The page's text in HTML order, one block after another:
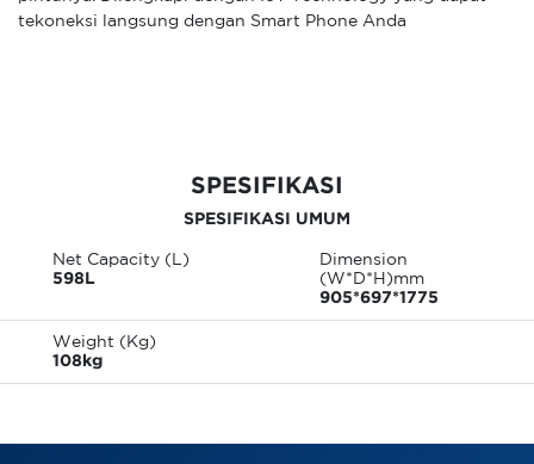
tekoneksi langsung dengan Smart Phone Anda
SPESIFIKASI
SPESIFIKASI UMUM
Net Capacity (L)
598L
Dimension
(W*D*H)mm
905*697*1775
Weight (Kg)
108kg